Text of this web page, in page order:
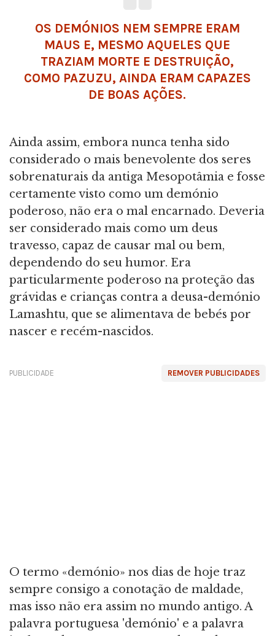
OS DEMÓNIOS NEM SEMPRE ERAM
MAUS E, MESMO AQUELES QUE
TRAZIAM MORTE E DESTRUIÇÃO,
COMO PAZUZU, AINDA ERAM CAPAZES
DE BOAS AÇÕES.
Ainda assim, embora nunca tenha sido
considerado o mais benevolente dos seres
sobrenaturais da antiga Mesopotâmia e fosse
certamente visto como um demónio
poderoso, não era o mal encarnado. Deveria
ser considerado mais como um deus
travesso, capaz de causar mal ou bem,
dependendo do seu humor. Era
particularmente poderoso na proteção das
grávidas e crianças contra a deusa-demónio
Lamashtu, que se alimentava de bebés por
nascer e recém-nascidos.
REMOVER PUBLICIDADES
PUBLICIDADE
O termo «demónio» nos dias de hoje traz
sempre consigo a conotação de maldade,
mas isso não era assim no mundo antigo. A
palavra portuguesa 'demónio' e a palavra